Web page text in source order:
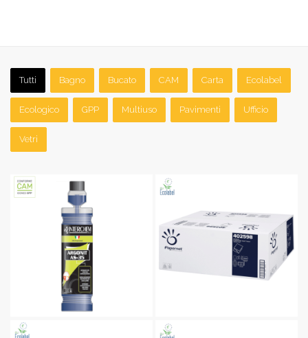
Tutti Bagno Bucato CAM Carta Ecolabel
Ecologico GPP Multiuso Pavimenti Ufficio
Vetri
Carta asciugamani piegato a V Carta igienica interfogliata